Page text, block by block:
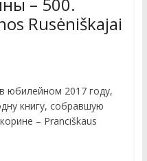
– 500.
Rusėniškajai
юбилейном 2017 году,
книгу, собравшую
– Pranciškaus